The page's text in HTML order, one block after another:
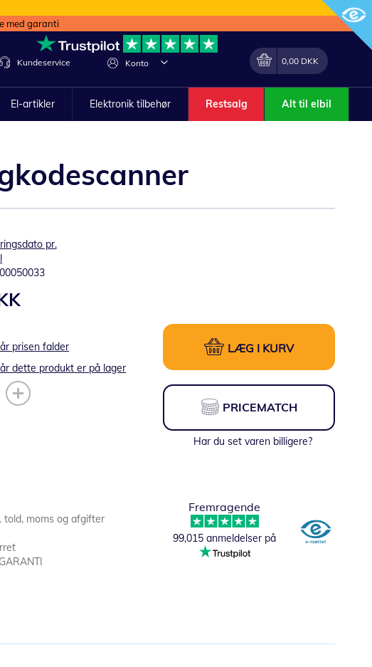
med garanti
Konto
Lave
Min indkøbskurv
0,00 DKK
Kundeservice
El-artikler Elektronik tilbehør Restsalg Alt til elbil
pr.
prisen falder
dette produkt er på lager
LÆG I KURV
PRICEMATCH
Har du set varen billigere?
told, moms og afgifter
Fremragende
99,015 anmeldelser på